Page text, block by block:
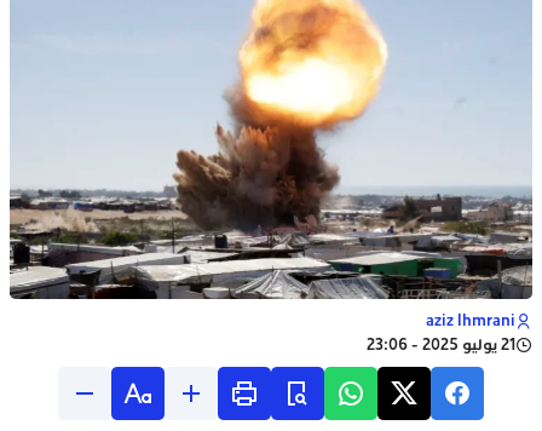
aziz lhmrani
21 يوليو 2025 - 23:06